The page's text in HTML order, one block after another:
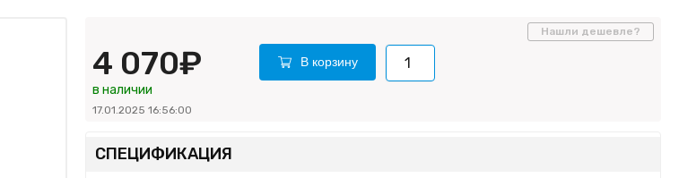
4 070₽
в наличии
17.01.2025 16:56:00
В корзину
Нашли дешевле?
СПЕЦИФИКАЦИЯ